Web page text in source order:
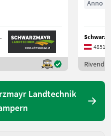
Anno
4851
Landtechnik